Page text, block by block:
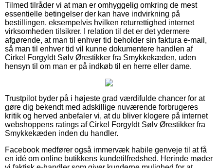
Tilmed tilråder vi at man er omhyggelig omkring de mest
essentielle betingelser der kan have indvirkning på
bestillingen, eksempelvis hvilken returrettighed internet
virksomheden tilsikrer. I relation til det er det ydermere
afgørende, at man til enhver tid beholder sin faktura e-mail,
så man til enhver tid vil kunne dokumentere handlen af
Cirkel Forgyldt Sølv Ørestikker fra Smykkekæden, uden
hensyn til om man er på indkøb til en herre eller dame.
Trustpilot byder på i højeste grad værdifulde chancer for at
gøre dig bekendt med adskillige nuværende forbrugeres
kritik og herved anbefaler vi, at du bliver klogere på internet
webshoppens ratings af Cirkel Forgyldt Sølv Ørestikker fra
Smykkekæden inden du handler.
Facebook medfører også immervæk habile genveje til at få
en idé om online butikkens kundetilfredshed. Herinde møder